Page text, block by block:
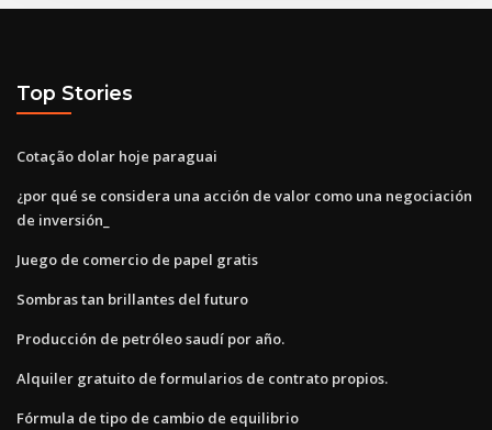
Top Stories
Cotação dolar hoje paraguai
¿por qué se considera una acción de valor como una negociación
de inversión_
Juego de comercio de papel gratis
Sombras tan brillantes del futuro
Producción de petróleo saudí por año.
Alquiler gratuito de formularios de contrato propios.
Fórmula de tipo de cambio de equilibrio